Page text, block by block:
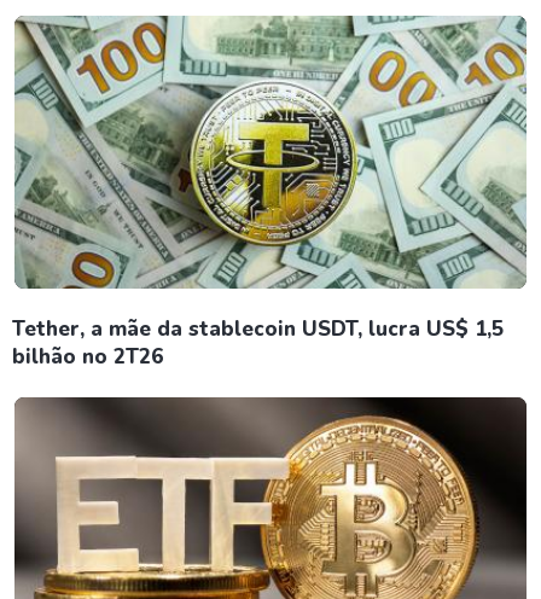
Tether, a mãe da stablecoin USDT, lucra US$ 1,5
bilhão no 2T26